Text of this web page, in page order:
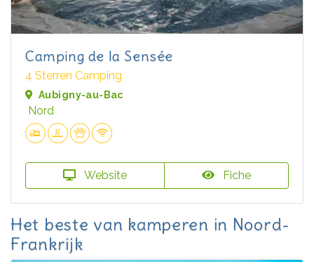
Camping de la Sensée
4 Sterren Camping
Aubigny-au-Bac
Nord
Website Fiche
Het beste van kamperen in Noord-
Frankrijk